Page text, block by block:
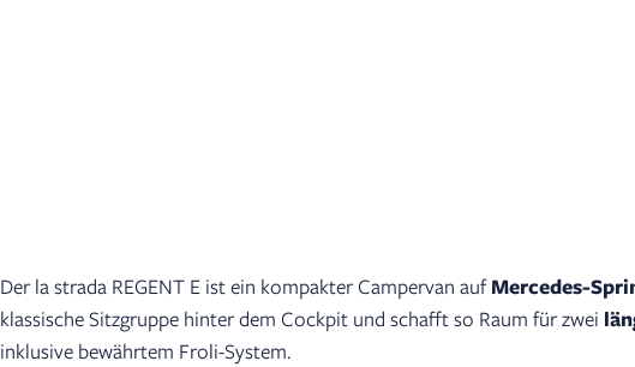
Der la strada REGENT E ist ein kompakter Campervan aufMercedes-
klassische Sitzgruppe hinter dem Cockpit und schafft so Raum für zwei
inklusive bewährtem Froli-System.